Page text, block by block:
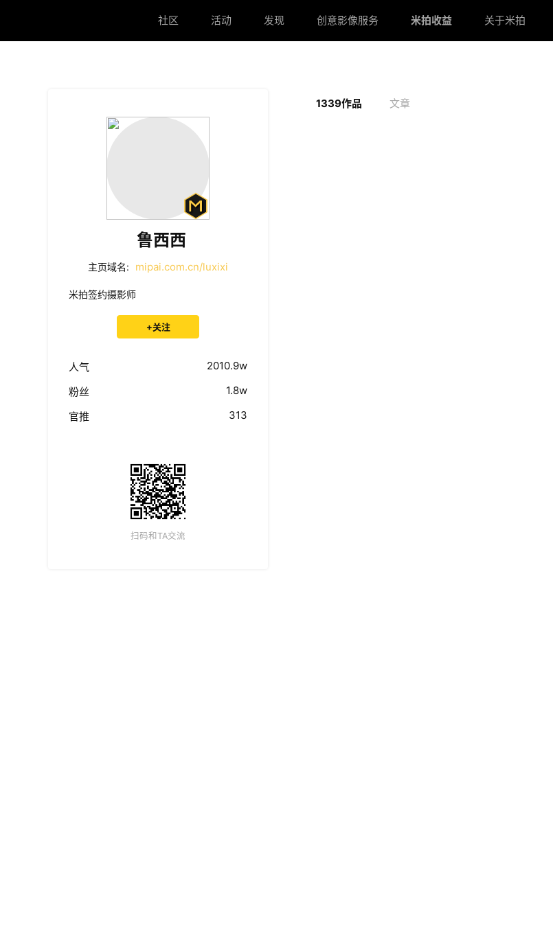
社区 活动 发现 创意影像服务 米拍收益 关于米拍
鲁西西
主页域名: mipai.com.cn/luxixi
米拍签约摄影师
+关注
人气
2010.9w
粉丝
1.8w
官推
313
扫码和TA交流
1339作品 文章